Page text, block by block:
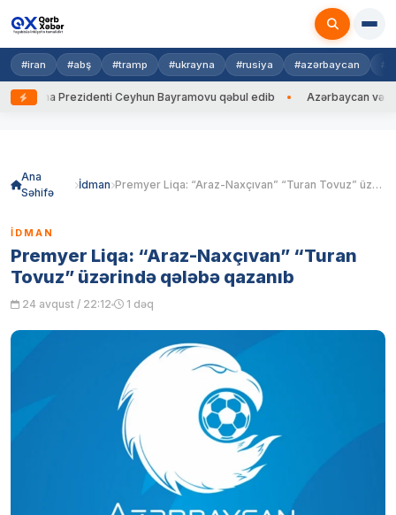
#iran #abş #tramp #ukrayna #rusiya #azərbaycan
Prezidenti Ceyhun Bayramovu qəbul edib Azərbaycan və
Ana
Səhifə
İdman Premyer Liqa: “Araz-Naxçıvan” “Turan Tovuz” üzərində qələbə qazanıb
İDMAN
Premyer Liqa: “Araz-Naxçıvan” “Turan
Tovuz” üzərində qələbə qazanıb
24 avqust / 22:12 1 dəq